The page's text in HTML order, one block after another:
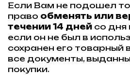
Если Вам не подошел
право обменять или
течении 14 дней со дня
если он не был в
сохранен его товарный
все документы,
покупки.